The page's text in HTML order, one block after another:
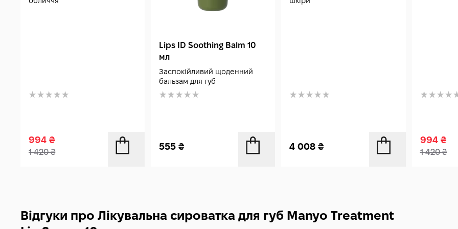
994 ₴
1 420₴
Lips ID Soothing Balm 10
мл
Заспокійливий щоденний
бальзам для губ
555₴ 4 008₴
994 ₴
1 420₴
Відгуки про Лікувальна сироватка для губ Manyo Treatment